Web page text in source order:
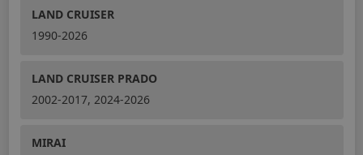
LAND CRUISER
1990-2026
LAND CRUISER PRADO
2002-2017, 2024-2026
MIRAI